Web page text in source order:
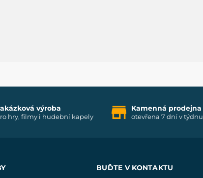
výroba
hry, filmy i hudební kapely
Kamenná prodejna
otevřena 7 dní v týdnu
BUĎTE V KONTAKTU